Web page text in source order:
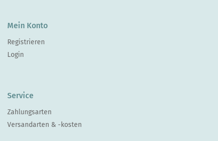
Mein Konto
Registrieren
Login
Service
Zahlungsarten
Versandarten & -kosten